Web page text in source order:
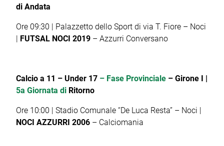
di Andata
Ore 09:30 | Palazzetto dello Sport di via T. Fiore – Noci
| FUTSAL NOCI 2019 – Azzurri Conversano
Calcio a 11 – Under 17 – Fase Provinciale – Girone I |
5a Giornata di Ritorno
Ore 10:00 | Stadio Comunale “De Luca Resta” – Noci |
NOCI AZZURRI 2006 – Calciomania